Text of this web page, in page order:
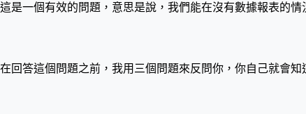
這是一個有效的問題，意思是說，我們能在沒有數據報表的情
在回答這個問題之前，我用三個問題來反問你，你自己就會知